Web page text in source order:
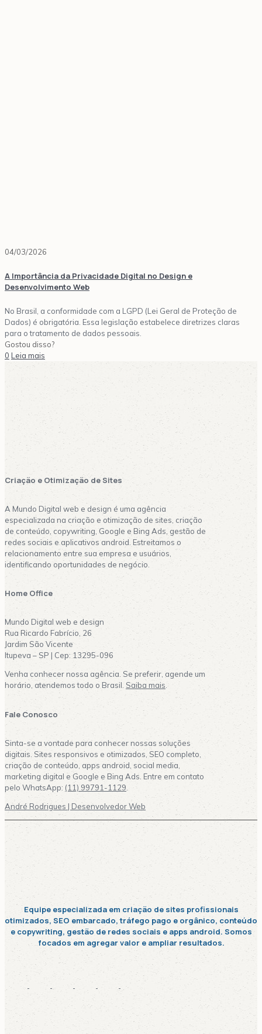
04/03/2026
A Importância da Privacidade Digital no Design e
Desenvolvimento Web
No Brasil, a conformidade com a LGPD (Lei Geral de Proteção de
Dados) é obrigatória. Essa legislação estabelece diretrizes claras
para o tratamento de dados pessoais.
Gostou disso?
0 Leia mais
Redes Sociais
Criação e Otimização de Sites
A Mundo Digital web e design é uma agência
especializada na criação e otimização de sites, criação
de conteúdo, copywriting, Google e Bing Ads, gestão de
redes sociais e aplicativos android. Estreitamos o
relacionamento entre sua empresa e usuários,
identificando oportunidades de negócio.
Home Office
Mundo Digital web e design
Rua Ricardo Fabrício, 26
Jardim São Vicente
Itupeva – SP | Cep: 13295-096
Venha conhecer nossa agência. Se preferir, agende um
horário, atendemos todo o Brasil. Saiba mais.
Fale Conosco
Sinta-se a vontade para conhecer nossas soluções
digitais. Sites responsivos e otimizados, SEO completo,
criação de conteúdo, apps android, social media,
marketing digital e Google e Bing Ads. Entre em contato
pelo WhatsApp: (11) 99791-1129
André Rodrigues | Desenvolvedor Web
Equipe especializada em criação de sites profissionais
otimizados, SEO embarcado, tráfego pago e orgânico, conteúdo
e copywriting, gestão de redes sociais e apps android. Somos
focados em agregar valor e ampliar resultados.